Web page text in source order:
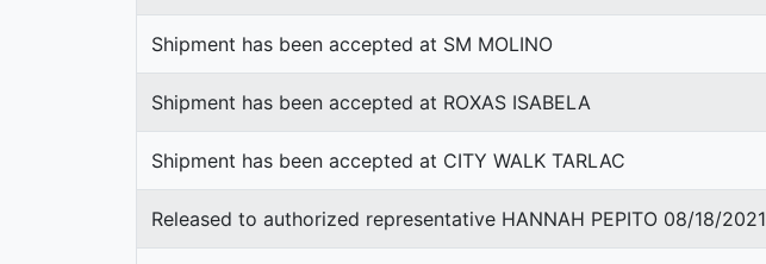
Shipment has been accepted at SM MOLINO
Shipment has been accepted at ROXAS ISABELA
Shipment has been accepted at CITY WALK TARLAC
Released to authorized representative HANNAH PEPITO 08/18/2021